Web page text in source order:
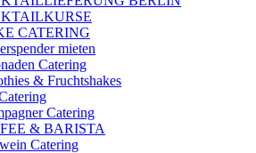
CATERING
mieten
Catering
& Fruchtshakes
Catering
& BARISTA
Catering